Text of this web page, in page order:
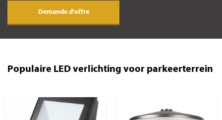
Demande d'offre
Populaire LED verlichting voor parkeerterrein